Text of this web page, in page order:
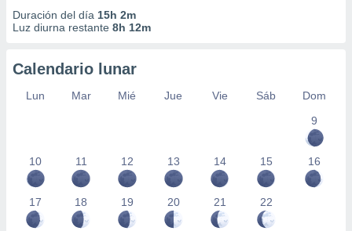
Duración del día 15h 2m
Luz diurna restante 8h 12m
Calendario lunar
Lun Mar Mié Jue Vie Sáb
Dom
9
10 11 12 13 14 15 16
17 18 19 20 21 22